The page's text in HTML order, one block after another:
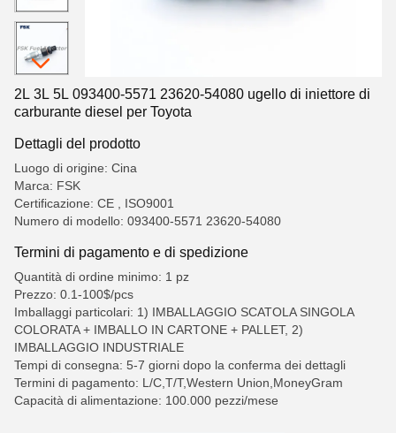
2L 3L 5L 093400-5571 23620-54080 ugello di iniettore di
carburante diesel per Toyota
Dettagli del prodotto
Luogo di origine: Cina
Marca: FSK
Certificazione: CE , ISO9001
Numero di modello: 093400-5571 23620-54080
Termini di pagamento e di spedizione
Quantità di ordine minimo: 1 pz
Prezzo: 0.1-100$/pcs
Imballaggi particolari: 1) IMBALLAGGIO SCATOLA SINGOLA
COLORATA + IMBALLO IN CARTONE + PALLET, 2)
IMBALLAGGIO INDUSTRIALE
Tempi di consegna: 5-7 giorni dopo la conferma dei dettagli
Termini di pagamento: L/C,T/T,Western Union,MoneyGram
Capacità di alimentazione: 100.000 pezzi/mese